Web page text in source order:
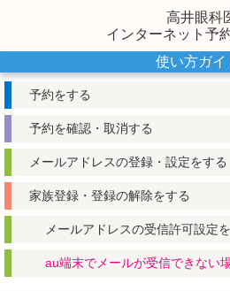
高井眼科
インターネット予
使い方ガイ
予約をする
予約を確認・取消する
メールアドレスの登録・設定をする
家族登録・登録の解除をする
メールアドレスの受信許可設定
au端末でメールが受信できない